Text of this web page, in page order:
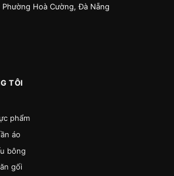
Phường Hoà Cường, Đà Nẵng
TÔI
phẩm
áo
bông
gối